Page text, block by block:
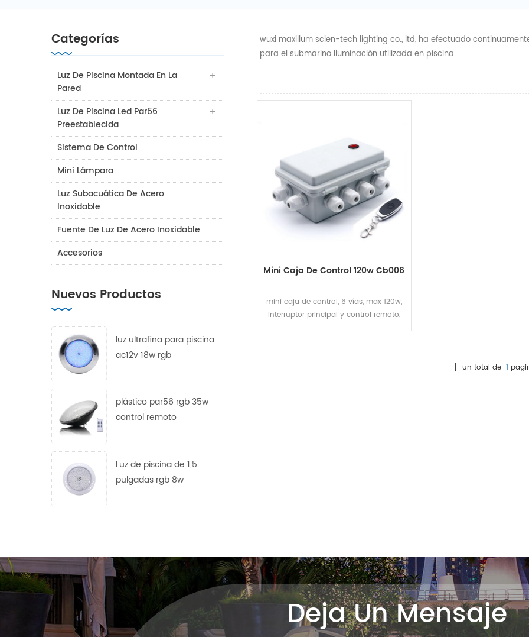
Categorías
Luz De Piscina Montada En La
Pared
Luz De Piscina Led Par56
Preestablecida
Sistema De Control
Mini Lámpara
Luz Subacuática De Acero
Inoxidable
Fuente De Luz De Acero Inoxidable
Accesorios
Nuevos Productos
luz ultrafina para piscina
ac12v 18w rgb
plástico par56 rgb 35w
control remoto
Luz de piscina de 1,5
pulgadas rgb 8w
wuxi maxillum scien-tech lighting co., ltd, ha efectuado
para el submarino Iluminación utilizada en piscina.
Mini Caja De Control 120w Cb006
mini caja de control, 6 vías, max 120w,
interruptor principal y control remoto,
mantener sincronización de luces rgb
[ un total de 1
Deja Un Mensaje